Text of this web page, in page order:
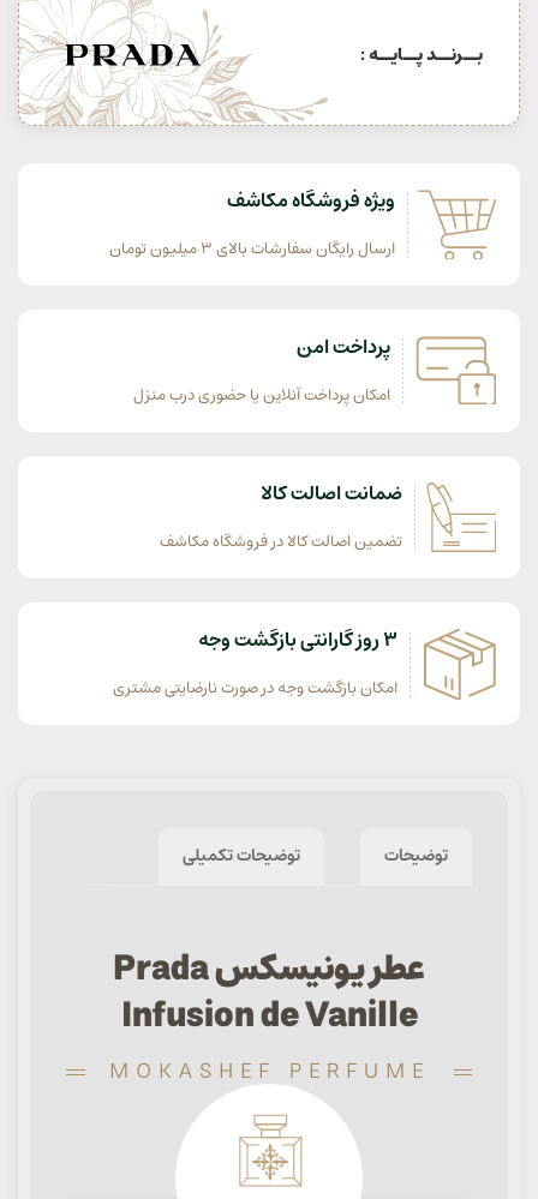
بــرنــد پــایــه :
ویژه فروشگاه مکاشف
ارسال رایگان سفارشات بالای 3 میلیون تومان
پرداخت امن
امکان پرداخت آنلاین یا حضوری درب منزل
ضمانت اصالت کالا
تضمین اصالت کالا در فروشگاه مکاشف
3 روز گارانتی بازگشت وجه
امکان بازگشت وجه در صورت نارضایتی مشتری
توضیحات توضیحات تکمیلی
عطر یونیسکس Prada
Infusion de Vanille
MOKASHEF PERFUME